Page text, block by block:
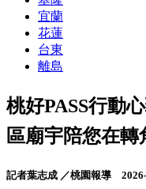
宜蘭
花蓮
台東
離島
桃好PASS行動
區廟宇陪您在
記者葉志成 ／桃園報導